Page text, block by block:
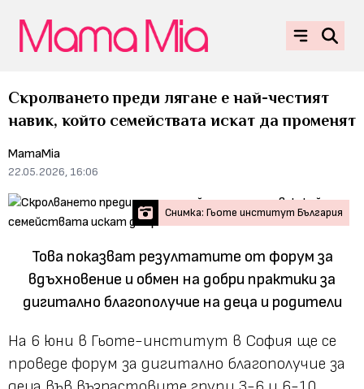
Скролването преди лягане е най-честият
навик, който семействата искат да променят
MamaMia
22.05.2026, 16:06
Снимка: Гьоте институт България
Това показват резултатите от форум за
вдъхновение и обмен на добри практики за
дигитално благополучие на деца и родители
На 6 юни в Гьоте-институт в София ще се
проведе форум за дигитално благополучие за